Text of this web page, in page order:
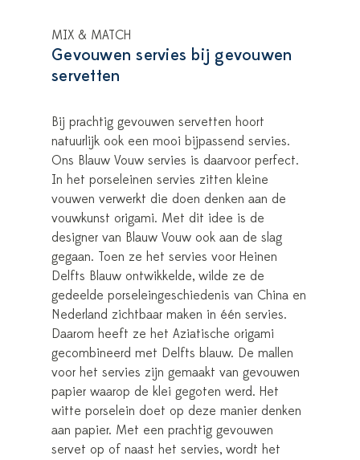
MIX & MATCH
Gevouwen servies bij gevouwen
servetten
Bij prachtig gevouwen servetten hoort
natuurlijk ook een mooi bijpassend servies.
Ons Blauw Vouw servies is daarvoor perfect.
In het porseleinen servies zitten kleine
vouwen verwerkt die doen denken aan de
vouwkunst origami. Met dit idee is de
designer van Blauw Vouw ook aan de slag
gegaan. Toen ze het servies voor Heinen
Delfts Blauw ontwikkelde, wilde ze de
gedeelde porseleingeschiedenis van China en
Nederland zichtbaar maken in één servies.
Daarom heeft ze het Aziatische origami
gecombineerd met Delfts blauw. De mallen
voor het servies zijn gemaakt van gevouwen
papier waarop de klei gegoten werd. Het
witte porselein doet op deze manier denken
aan papier. Met een prachtig gevouwen
servet op of naast het servies, wordt het